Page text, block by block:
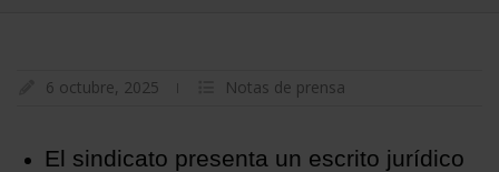
6 octubre, 2025 Notas de prensa
El sindicato presenta un escrito jurídico